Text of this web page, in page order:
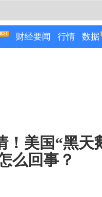
财经要闻 行情 数据
！美国“黑天
么回事？